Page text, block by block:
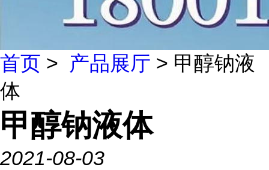
首页 > 产品展厅 > 甲醇钠液
体
甲醇钠液体
2021-08-03